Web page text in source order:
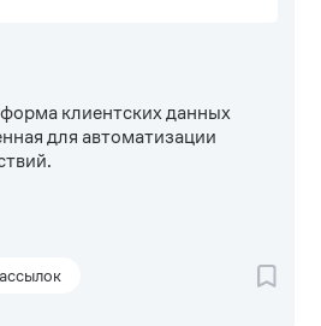
клиентских данных
для автоматизации